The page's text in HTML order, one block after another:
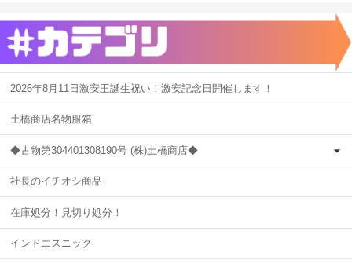
2026年8月11日激安王誕生祝い！激安記念日開催します！
土橋商店名物服箱
◆古物第304401308190号 (株)土橋商店◆
社長のイチオシ商品
在庫処分！見切り処分！
インドエスニック